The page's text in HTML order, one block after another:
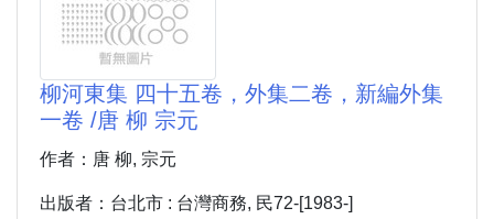
柳河東集 四十五卷，外集二卷，新編外集
一卷 /唐 柳 宗元
作者：唐 柳, 宗元
出版者：台北市 : 台灣商務, 民72-[1983-]